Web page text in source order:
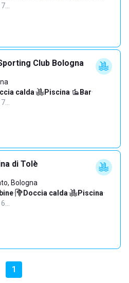
Club Bologna
calda· Piscina· Bar·
di Tolè
Bologna
· Doccia calda· Piscina·
1